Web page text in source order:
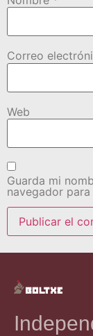
Correo
Web
Guarda mi
navegador